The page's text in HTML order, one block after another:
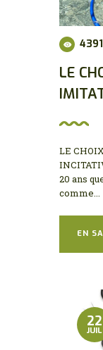
4391
LE
LE
20 ans
comme...
EN
22
JUIL